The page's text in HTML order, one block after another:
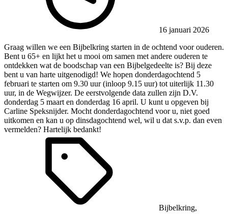
16 januari 2026
Graag willen we een Bijbelkring starten in de ochtend voor ouderen.
Bent u 65+ en lijkt het u mooi om samen met andere ouderen te
ontdekken wat de boodschap van een Bijbelgedeelte is? Bij deze
bent u van harte uitgenodigd! We hopen donderdagochtend 5
februari te starten om 9.30 uur (inloop 9.15 uur) tot uiterlijk 11.30
uur, in de Wegwijzer. De eerstvolgende data zullen zijn D.V.
donderdag 5 maart en donderdag 16 april. U kunt u opgeven bij
Carline Speksnijder. Mocht donderdagochtend voor u, niet goed
uitkomen en kan u op dinsdagochtend wel, wil u dat s.v.p. dan even
vermelden? Hartelijk bedankt!
Bijbelkring,